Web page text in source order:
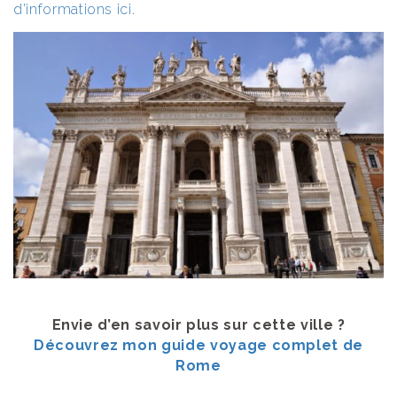
d’informations ici.
Envie d’en savoir plus sur cette ville ?
Découvrez mon guide voyage complet de
Rome